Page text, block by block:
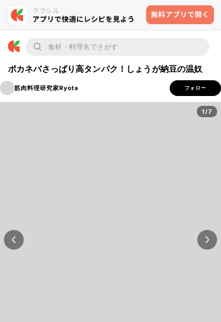
ポカネバさっぱり高タンパク！しょうが納豆の温奴
筋肉料理研究家Ryota フォロー
1/7